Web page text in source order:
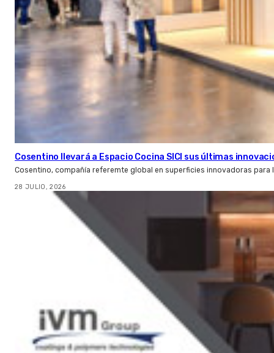
Cosentino llevará a Espacio Cocina SICI sus últimas
Cosentino, compañía referemte global en superficies innovadoras
28 JULIO, 2026